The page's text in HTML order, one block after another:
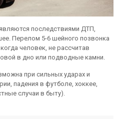
последствиями ДТП,
Перелом 5-6 шейного позвонка
человек, не рассчитав
в дно или подводные камни.
при сильных ударах и
падения в футболе, хоккее,
случаи в быту).